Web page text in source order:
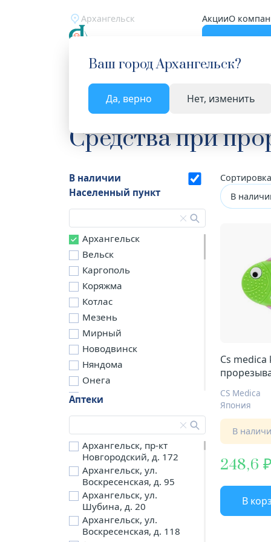
Архангельск АкцииО
Ваш городАрхангельск?
Да, верно Нет, изменить
Главная Каталог Мама и малыш
Средства при
В наличии
Населенный пункт
Архангельск
Вельск
Каргополь
Коряжма
Котлас
Мезень
Мирный
Новодвинск
Няндома
Онега
Северодвинск
д. Бережная
д. Петариха
д. Согра
п. Березник
п. Боброво
п. Вычегодский
п. Двинской,
Аптеки
Архангельск, пр-кт
Новгородский, д. 172
Архангельск, ул.
Воскресенская, д. 95
Архангельск, ул.
Шубина, д. 20
Архангельск, ул.
Воскресенская, д. 118
В
Cs medica
CS Medica
Япония
В
248,6
В